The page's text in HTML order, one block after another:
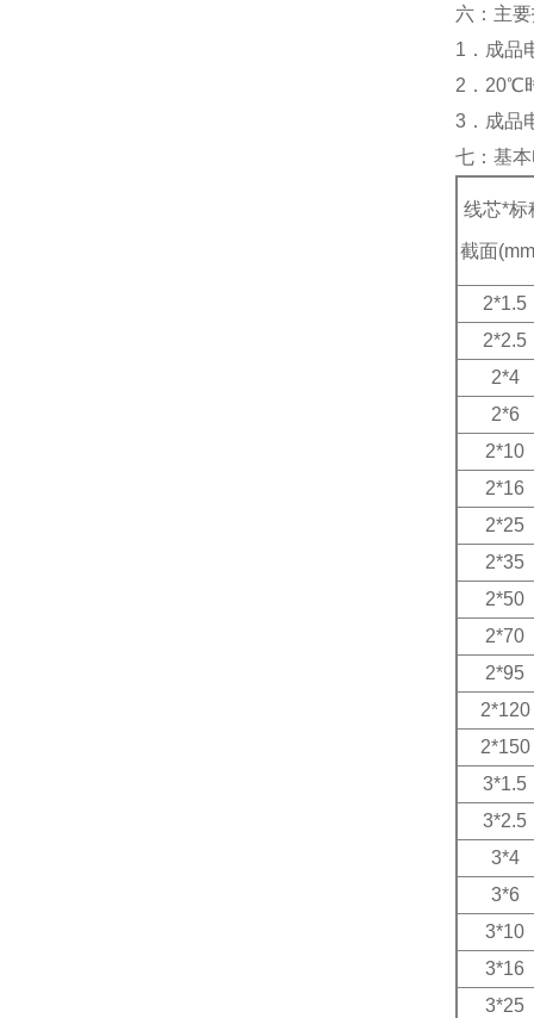
六：主
1 ．成
2 ．20℃
3．成品
七：基
线芯*标
截面(mm
2*1.5
2*2.5
2*4
2*6
2*10
2*16
2*25
2*35
2*50
2*70
2*95
2*120
2*150
3*1.5
3*2.5
3*4
3*6
3*10
3*16
3*25